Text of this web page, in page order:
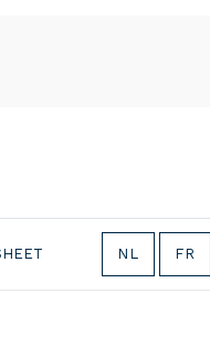
NL FR